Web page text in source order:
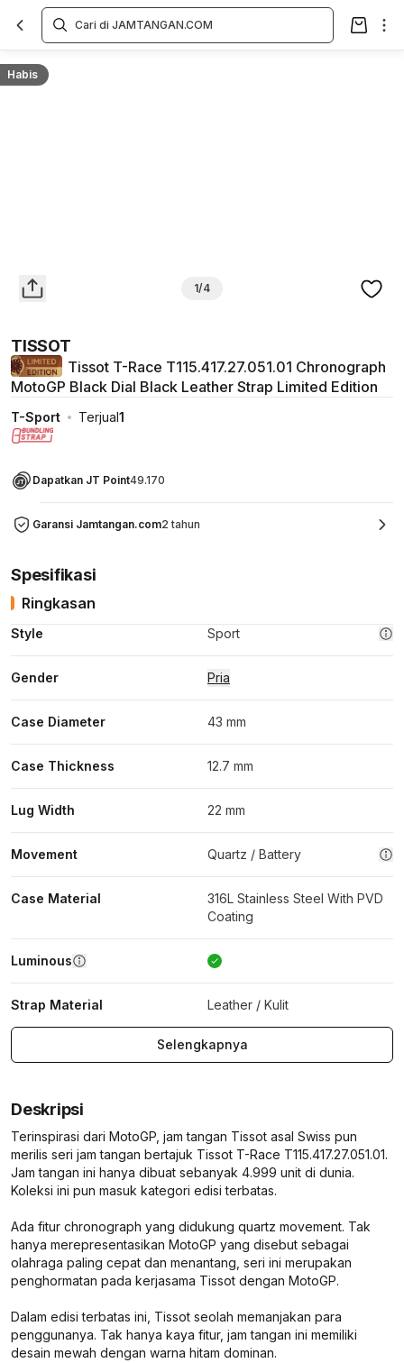
Habis
1/4
TISSOT
Tissot T-Race T115.417.27.051.01 Chronograph
MotoGP Black Dial Black Leather Strap Limited Edition
T-Sport Terjual1
Dapatkan JT Point49.170
Garansi Jamtangan.com2 tahun
Overview
Spesifikasi
Ringkasan
Style Sport
Gender Pria
Case Diameter 43 mm
Case Thickness 12.7 mm
Lug Width 22 mm
Movement Quartz / Battery
Case Material
316L Stainless Steel With PVD
Coating
Luminous
Strap Material Leather / Kulit
Selengkapnya
Deskripsi
Terinspirasi dari MotoGP, jam tangan Tissot asal Swiss pun
merilis seri jam tangan bertajuk Tissot T-Race T115.417.27.051.01.
Jam tangan ini hanya dibuat sebanyak 4.999 unit di dunia.
Koleksi ini pun masuk kategori edisi terbatas.
Ada fitur chronograph yang didukung quartz movement. Tak
hanya merepresentasikan MotoGP yang disebut sebagai
olahraga paling cepat dan menantang, seri ini merupakan
penghormatan pada kerjasama Tissot dengan MotoGP.
Dalam edisi terbatas ini, Tissot seolah memanjakan para
penggunanya. Tak hanya kaya fitur, jam tangan ini memiliki
desain mewah dengan warna hitam dominan.